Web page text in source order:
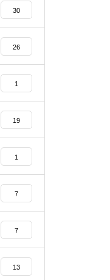
30
26
1
19
1
7
7
13